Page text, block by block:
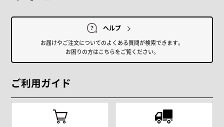
ヘルプ
お届けやご注文についてのよくある質問が検索できます。
お困りの方はこちらをご覧ください。
ご利用ガイド